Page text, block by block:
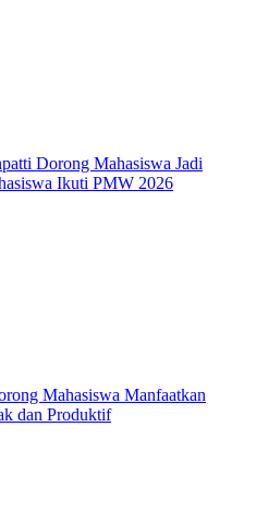
Dorong Mahasiswa Jadi
Ikuti PMW 2026
Mahasiswa Manfaatkan
dan Produktif